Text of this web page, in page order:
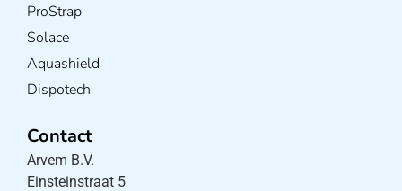
ProStrap
Solace
Aquashield
Dispotech
Contact
Arvem B.V.
Einsteinstraat 5